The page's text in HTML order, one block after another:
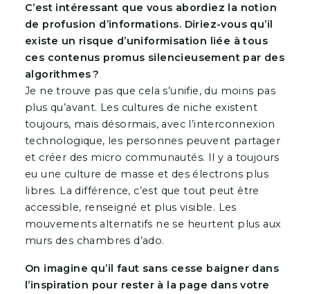
C’est intéressant que vous abordiez la notion
de profusion d’informations. Diriez-vous qu’il
existe un risque d’uniformisation liée à tous
ces contenus promus silencieusement par des
algorithmes ?
Je ne trouve pas que cela s’unifie, du moins pas
plus qu’avant. Les cultures de niche existent
toujours, mais désormais, avec l’interconnexion
technologique, les personnes peuvent partager
et créer des micro communautés. Il y a toujours
eu une culture de masse et des électrons plus
libres. La différence, c’est que tout peut être
accessible, renseigné et plus visible. Les
mouvements alternatifs ne se heurtent plus aux
murs des chambres d’ado.
On imagine qu’il faut sans cesse baigner dans
l’inspiration pour rester à la page dans votre